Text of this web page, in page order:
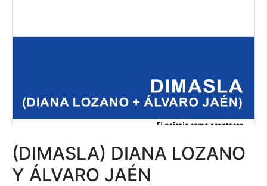
(DIMASLA) DIANA LOZANO
Y ÁLVARO JAÉN